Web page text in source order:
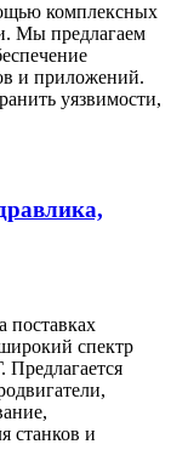
комплексных
Мы предлагаем
и приложений.
уязвимости,
поставках
спектр
станков и